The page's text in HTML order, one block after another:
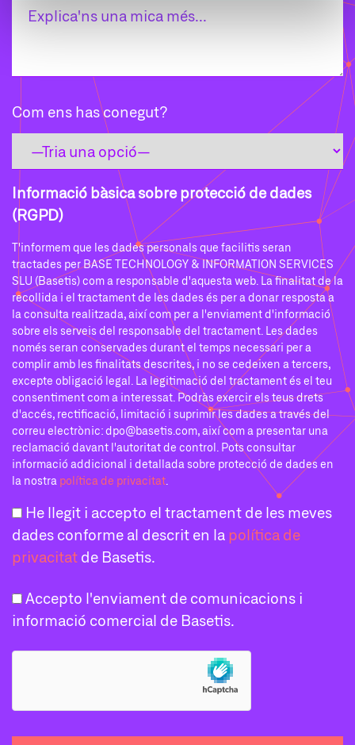
Com ens has conegut?
Informació bàsica sobre protecció de dades
(RGPD)
T'informem que les dades personals que facilitis seran
tractades per BASE TECHNOLOGY & INFORMATION SERVICES
SLU (Basetis) com a responsable d'aquesta web. La finalitat de la
recollida i el tractament de les dades és per a donar resposta a
la consulta realitzada, així com per a l'enviament d'informació
sobre els serveis del responsable del tractament. Les dades
només seran conservades durant el temps necessari per a
complir amb les finalitats descrites, i no se cedeixen a tercers,
excepte obligació legal. La legitimació del tractament és el teu
consentiment com a interessat. Podràs exercir els teus drets
d'accés, rectificació, limitació i suprimir les dades a través del
correu electrònic: dpo@basetis.com, així com a presentar una
reclamació davant l'autoritat de control. Pots consultar
informació addicional i detallada sobre protecció de dades en
la nostra política de privacitat.
He llegit i accepto el tractament de les meves
dades conforme al descrit en la política de
privacitat de Basetis.
Accepto l'enviament de comunicacions i
informació comercial de Basetis.